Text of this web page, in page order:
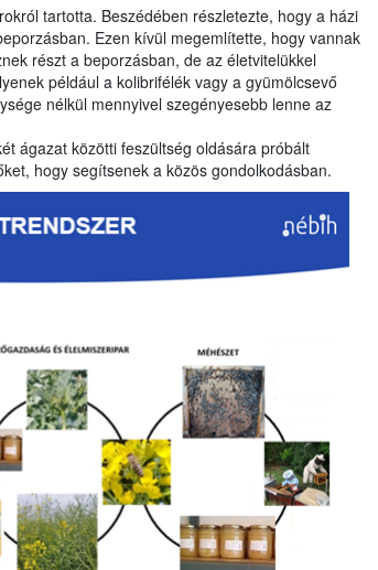
tartotta. Beszédében részletezte, hogy a házi
Ezen kívül megemlítette, hogy vannak
részt a beporzásban, de az életvitelükkel
például a kolibrifélék vagy a gyümölcsevő
nélkül mennyivel szegényesebb lenne az
ágazat közötti feszültség oldására próbált
hogy segítsenek a közös gondolkodásban.